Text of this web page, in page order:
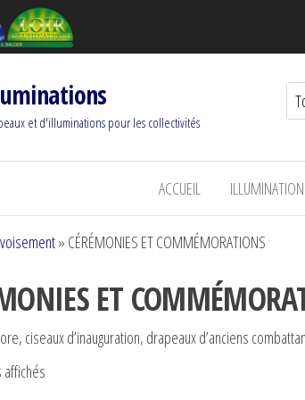
et d'illuminations pour les collectivités
ACCUEIL
» CÉRÉMONIES ET COMMÉMORATIONS
ET
ciseaux d’inauguration, drapeaux d’anciens